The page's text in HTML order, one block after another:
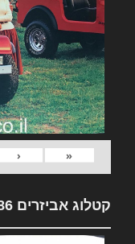
«
‹
קטלוג אביזרים Jeep 1986